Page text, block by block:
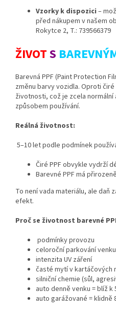
Vzorky k dispozici –
před nákupem v našem
Rokytce 2, T.: 739566379
ŽIVOTS
Barevná PPF (Paint Protection
změnu barvy vozidla. Oproti
životnosti, což je zcela normální
způsobem používání.
Reálná životnost:
5–10 let podle podmínek
Čiré PPF obvykle vydrží
Barevné PPF má
To není vada materiálu, ale daň
efekt.
Proč se životnost barevné
podmínky provozu
celoroční parkování
intenzita UV záření
časté mytí v kartáčových
silniční chemie (sůl,
auto denně venku = blíž k
auto garážované = klidně